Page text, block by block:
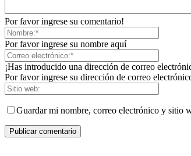
Por favor ingrese su comentario!
Por favor ingrese su nombre aquí
¡Has introducido una dirección de correo
Por favor ingrese su dirección de correo
Guardar mi nombre, correo electrónico y sitio